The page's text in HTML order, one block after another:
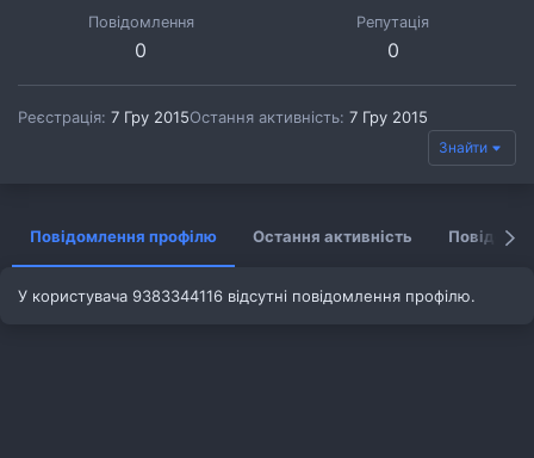
Повідомлення
0
Репутація
0
Реєстрація 7 Гру 2015Остання активність 7 Гру 2015
Знайти
Повідомлення профілю Остання активність
У користувача 9383344116 відсутні повідомлення профілю.